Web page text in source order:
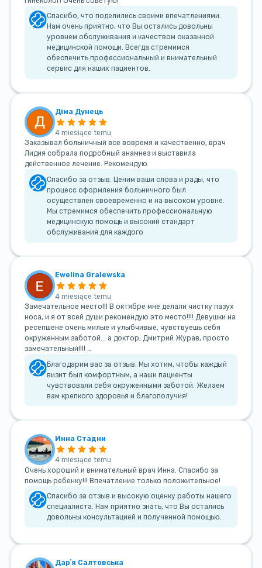
Спасибо, что поделились своими впечатлениями.
Нам очень приятно, что Вы остались довольны
уровнем обслуживания и качеством оказанной
медицинской помощи. Всегда стремимся
обеспечить профессиональный и внимательный
сервис для наших пациентов.
Діма Дунець
4 miesiące temu
Заказывал больничный все вовремя и качественно, врач
Лидия собрала подробный анамнез и выставила
действенное лечение. Рекомендую
Спасибо за отзыв. Ценим ваши слова и рады, что
процесс оформления больничного был
осуществлен своевременно и на высоком уровне.
Мы стремимся обеспечить профессиональную
медицинскую помощь и высокий стандарт
обслуживания для каждого
Ewelina Gralewska
4 miesiące temu
Замечательное место!!! В октябре мне делали чистку пазух
носа, и я от всей души рекомендую это место!!!! Девушки на
ресепшене очень милые и улыбчивые, чувствуешь себя
окруженным заботой... а доктор, Дмитрий Журав, просто
замечательный!!!! …
Благодарим вас за отзыв. Мы хотим, чтобы каждый
визит был комфортным, а наши пациенты
чувствовали себя окруженными заботой. Желаем
вам крепкого здоровья и благополучия!
Инна Стадни
4 miesiące temu
Очень хороший и внимательный врач Инна. Спасибо за
помощь ребенку!!! Впечатление только положительное!
Спасибо за отзыв и высокую оценку работы нашего
специалиста. Нам приятно знать, что Вы остались
довольны консультацией и полученной помощью.
Дарʼя Салтовська